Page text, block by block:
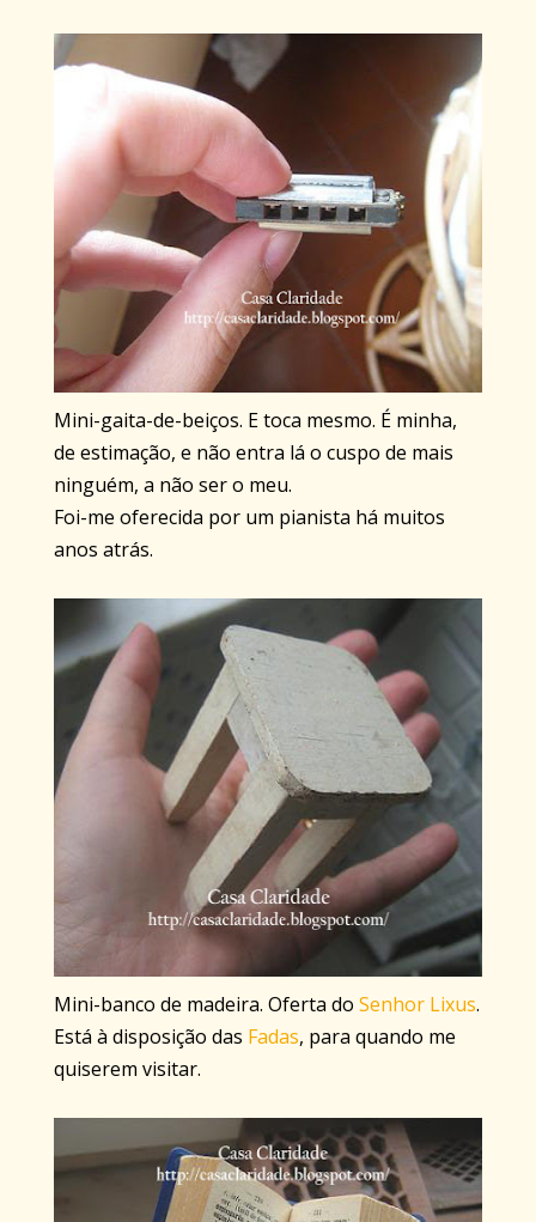
Mini-gaita-de-beiços. E toca mesmo. É minha,
de estimação, e não entra lá o cuspo de mais
ninguém, a não ser o meu.
Foi-me oferecida por um pianista há muitos
anos atrás.
Mini-banco de madeira. Oferta do Senhor Lixus.
Está à disposição das Fadas, para quando me
quiserem visitar.